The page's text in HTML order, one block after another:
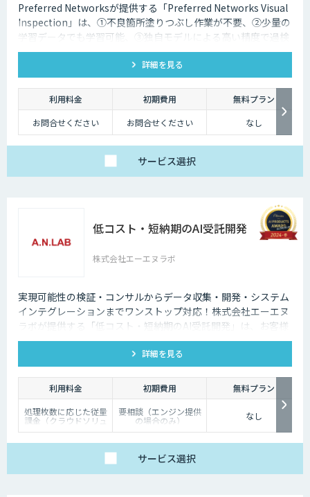
Preferred Networksが提供する「Preferred Networks Visual
Inspection」は、①不良箇所塗りつぶし作業が不要、②少量の
学習データでも学習可能、③独自モデルによる高い精度で過検
知を改善を特徴とするAI外観検査ソフトウェアです。
詳細を見る
利用料金 初期費用
無料プラン
お問合せください
お問合せください なし
サービス選択
低コスト・短納期のAI受託開発
株式会社エーエヌラボ
実現可能性の検証・コンサルからデータ収集・開発・システム
インテグレーションまでワンストップ対応！株式会社エーエヌ
ラボが提供する「低コスト・短納期のAI受託開発」は、お客様
のニーズにピッタリ合った画像AIソリューション開発します。
200件以上の実績。無料トライアルもあり、初めての方でも安
心してお任せください！
詳細を見る
利用料金 初期費用
無料プラン
処理枚数に応じた従量
課金（クラウドソリュ
ーション）、オンプレ
に応じて柔軟に対応し
ます。データ処理のみ
希望する場合は、目安
要相談（エンジン提供
の場合のみ） なし
サービス選択